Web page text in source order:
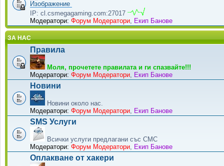
IP: cl.csmegagaming.com:27017
Модератори: Форум Модератори Екип Банове
ЗА НАС
Правила
Моля, прочетете правилата и ги спазвайте!!!
Модератори: Форум Модератори Екип Банове
Новини
Новини около нас.
Модератори: Форум Модератори Екип Банове
SMS Услуги
Всички услуги предлагани със СМС
Модератори: Форум Модератори Екип Банове
Оплакване от хакери